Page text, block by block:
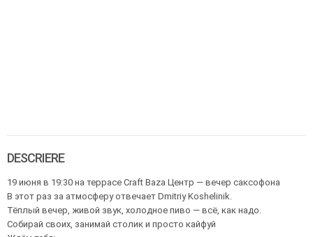
DESCRIERE
19 июня в 19:30 на террасе Craft Baza Центр — вечер саксофона
В этот раз за атмосферу отвечает Dmitriy Koshelinik.
Тёплый вечер, живой звук, холодное пиво — всё, как надо.
Собирай своих, занимай столик и просто кайфуй